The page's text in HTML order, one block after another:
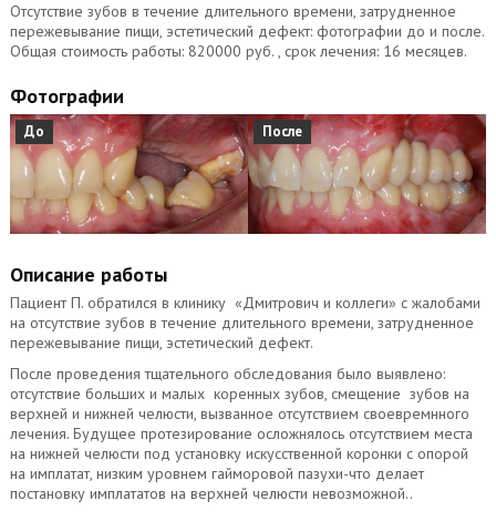
Отсутствие зубов в течение длительного времени, затрудненное
пережевывание пищи, эстетический дефект: фотографии до и после.
Общая стоимость работы: 820000 руб. , срок лечения: 16 месяцев.
Фотографии
До После
Описание работы
Пациент П. обратился в клинику «Дмитрович и коллеги» с жалобами
на отсутствие зубов в течение длительного времени, затрудненное
пережевывание пищи, эстетический дефект.
После проведения тщательного обследования было выявлено:
отсутствие больших и малых коренных зубов, смещение зубов на
верхней и нижней челюсти, вызванное отсутствием своевремнного
лечения. Будущее протезирование осложнялось отсутствием места
на нижней челюсти под установку искусственной коронки с опорой
на имплатат, низким уровнем гайморовой пазухи-что делает
постановку имплататов на верхней челюсти невозможной..